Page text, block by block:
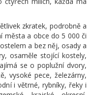
zkratek, podrobně a
města a obce do 5 000 či
a bez něj, osady a
osaměle stojící kostely,
se o poplužní dvory,
vysoké pece, železárny,
i větrné, rybníky, řeky i